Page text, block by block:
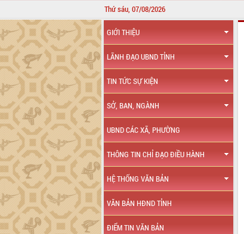
Thứ sáu, 07/08/2026
GIỚI THIỆU
LÃNH ĐẠO UBND TỈNH
TIN TỨC SỰ KIỆN
SỞ, BAN, NGÀNH
UBND CÁC XÃ, PHƯỜNG
THÔNG TIN CHỈ ĐẠO ĐIỀU HÀNH
HỆ THỐNG VĂN BẢN
VĂN BẢN HĐND TỈNH
ĐIỂM TIN VĂN BẢN